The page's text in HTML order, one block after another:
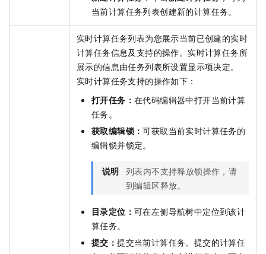
当前计算任务列表创建新的计算任务。
实时计算任务列表为您展示当前已创建的实时
计算任务信息及支持的操作。实时计算任务所
展示的信息由任务列表所设置显示项决定。
实时计算任务支持的操作如下：
打开任务： 在代码编辑器中打开当前计算
任务。
获取编辑锁：可获取当前实时计算任务的
编辑锁并锁定。
说明 列表内不支持释放锁操作，请
到编辑区释放。
目录定位： 可在左侧导航树中定位到该计
算任务。
提交：提交当前计算任务。提交的计算任